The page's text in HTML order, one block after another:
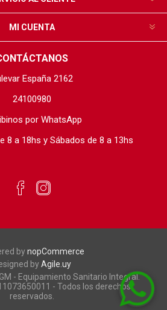
MI CUENTA
España 2162
24100980
por WhatsApp
8 a 18hs y Sábados de 8 a 13hs
bynopCommerce
byAgile.uy
- Equipamiento Sanitario Integral.
- Todos los derechos
reservados.